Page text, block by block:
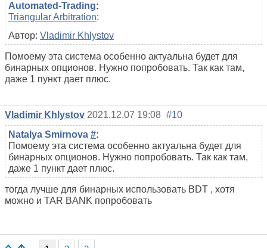
Automated-Trading:
Triangular Arbitration:
Автор: Vladimir Khlystov
Помоему эта система особенно актуальна будет для
бинарных опционов. Нужно попробовать. Так как там,
даже 1 пункт дает плюс.
Vladimir Khlystov 2021.12.07 19:08 #10
Natalya Smirnova #:
Помоему эта система особенно актуальна будет для
бинарных опционов. Нужно попробовать. Так как там,
даже 1 пункт дает плюс.
тогда лучше для бинарных использовать BDT , хотя
можно и TAR BANK попробовать